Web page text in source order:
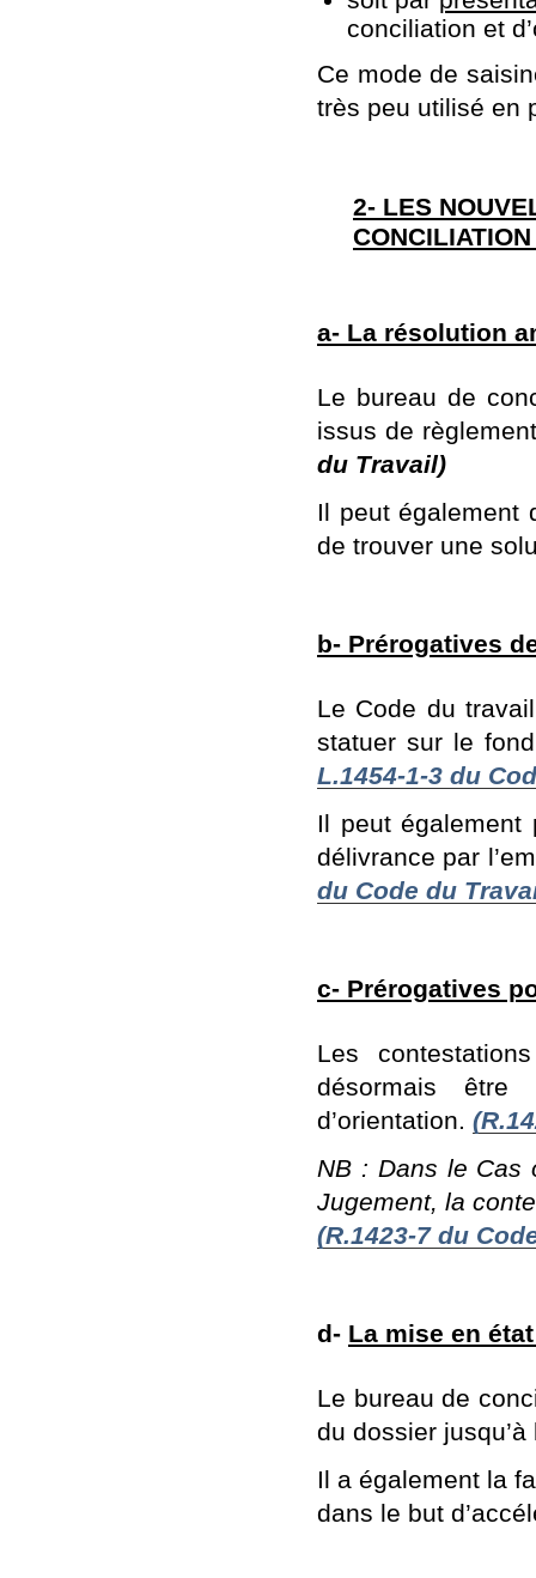
conciliation et
Ce mode de
très peu utilisé en
2- LES
CONCILIATION
a- La résolution
Le bureau de
issus de
du Travail)
Il peut également
de trouver une
b- Prérogatives
Le Code du
statuer sur le
L.1454-1-3 du
Il peut également
délivrance par
du Code du
c- Prérogatives
Les
désormais
d’orientation.
NB : Dans le Cas
Jugement, la
(R.1423-7 du
d- La mise en
Le bureau de
du dossier
Il a également la
dans le but